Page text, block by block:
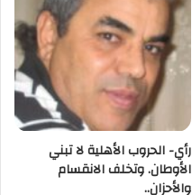
رأي- الحروب الأهلية لا تبني
الأوطان. وتخلف الانقسام
والأحزان..